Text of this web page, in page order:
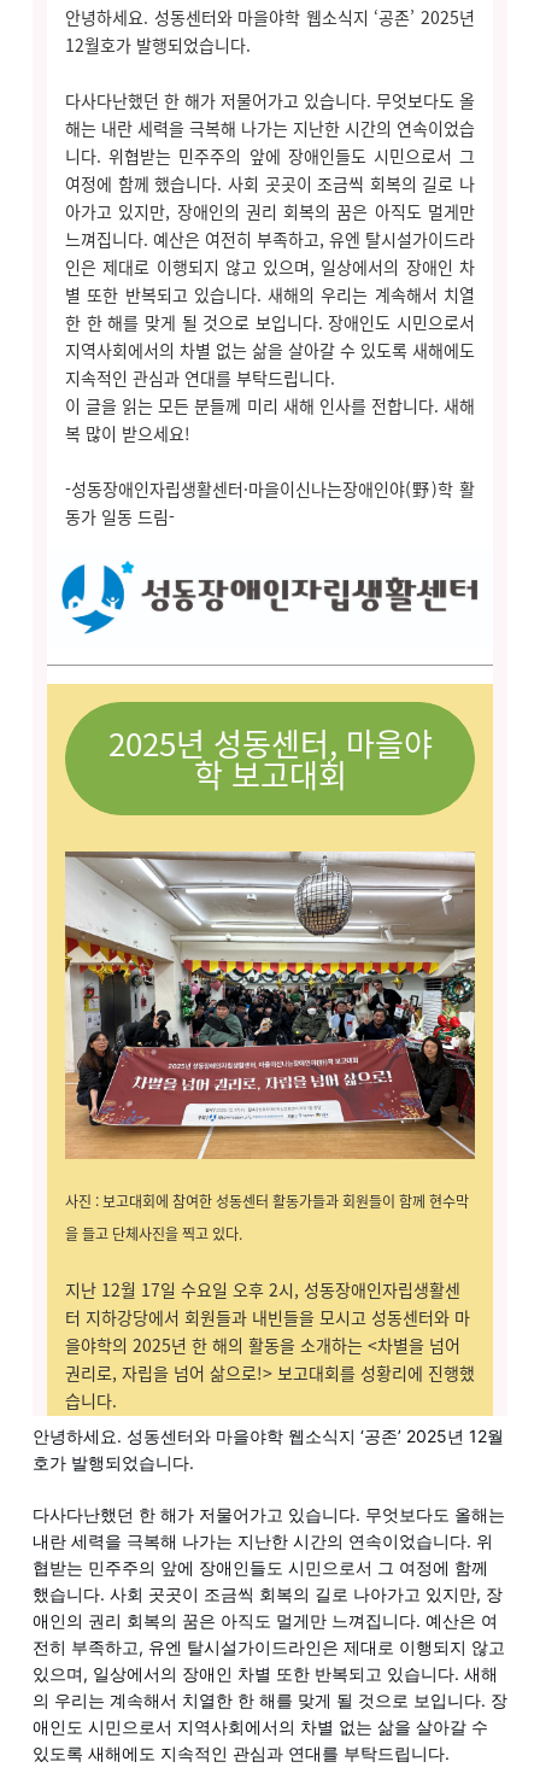
안녕하세요. 성동센터와 마을야학 웹소식지 ‘공존’ 2025년 12월
호가 발행되었습니다.
다사다난했던 한 해가 저물어가고 있습니다. 무엇보다도 올해는
내란 세력을 극복해 나가는 지난한 시간의 연속이었습니다. 위
협받는 민주주의 앞에 장애인들도 시민으로서 그 여정에 함께
했습니다. 사회 곳곳이 조금씩 회복의 길로 나아가고 있지만, 장
애인의 권리 회복의 꿈은 아직도 멀게만 느껴집니다. 예산은 여
전히 부족하고, 유엔 탈시설가이드라인은 제대로 이행되지 않고
있으며, 일상에서의 장애인 차별 또한 반복되고 있습니다. 새해
의 우리는 계속해서 치열한 한 해를 맞게 될 것으로 보입니다. 장
애인도 시민으로서 지역사회에서의 차별 없는 삶을 살아갈 수
있도록 새해에도 지속적인 관심과 연대를 부탁드립니다.